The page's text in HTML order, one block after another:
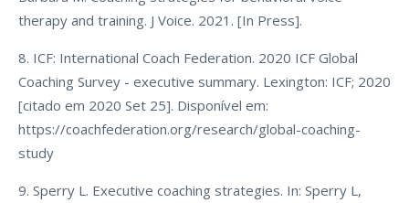
therapy and training. J Voice. 2021. [In Press].
8. ICF: International Coach Federation. 2020 ICF Global
Coaching Survey - executive summary. Lexington: ICF; 2020
[citado em 2020 Set 25]. Disponível em:
https://coachfederation.org/research/global-coaching-
study
9. Sperry L. Executive coaching strategies. In: Sperry L,